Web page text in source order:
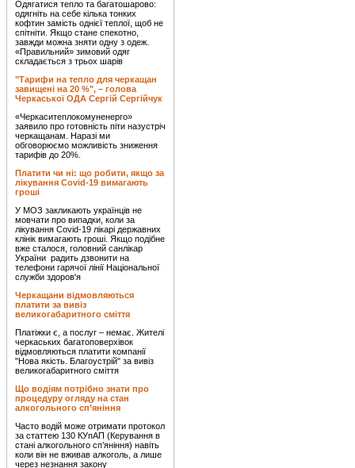
Одягатися тепло та багатошарово:
одягніть на себе кілька тонких
кофтин замість однієї теплої, щоб не
спітніти. Якщо стане спекотно,
завжди можна зняти одну з одеж.
«Правильний» зимовий одяг
складається з трьох шарів
"Тарифи на тепло для черкащан
завищені на 20 %", – голова
Черкаської ОДА Сергій Сергійчук
«Черкаситеплокомуненерго»
заявило про готовність піти назустріч
черкащанам. Наразі ми
обговорюємо можливість зниження
тарифів до 20%.
Платити чи ні: що робити, якщо за
лікування Covid-19 вимагають
гроші
У МОЗ закликають українців не
мовчати про випадки, коли за
лікування Covid-19 лікарі державних
клінік вимагають гроші. Якщо подібне
вже сталося, головний санлікар
України радить дзвонити на
телефони гарячої лінії Національної
служби здоров'я
Черкащани відмовляються
платити за вивіз
великогабаритного сміття
Платіжки є, а послуг – немає. Жителі
черкаських багатоповерхівок
відмовляються платити компанії
"Нова якість. Благоустрій" за вивіз
великогабаритного сміття
Що водіям потрібно знати про
процедуру огляду на стан
алкогольного сп’яніння
Часто водій може отримати протокол
за статтею 130 КУпАП (Керування в
стані алкогольного сп’яніння) навіть
коли він не вживав алкоголь, а лише
через незнання закону